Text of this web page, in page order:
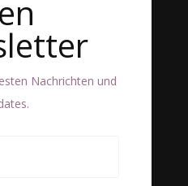
Nachrichten und